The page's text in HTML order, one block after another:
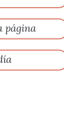
página